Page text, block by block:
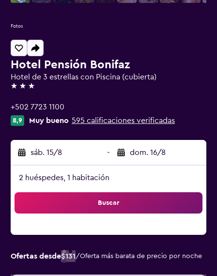
Hotel Pensión Bonifaz
Hotel de 3 estrellas con Piscina (cubierta)
3 estrellas
+502 7723 1100
8,9 Muy bueno 595 calificaciones verificadas
sáb. 15/8 - dom. 16/8
2 huéspedes, 1 habitación
Buscar
Ofertas desde$131/Oferta más barata de precio por noche
Fotos